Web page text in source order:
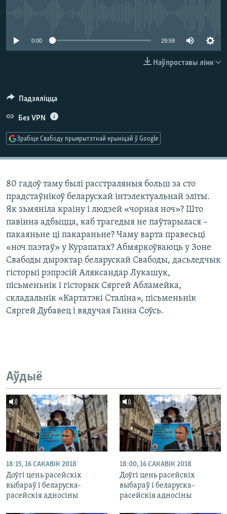
0:00 29:59
Наўпроставы лінк
Падзяліцца
Без VPN
Зрабіце Свабоду прыярытэтнай крыніцай ў Google
80 гадоў таму былі расстраляныя больш за сто
прадстаўнікоў беларускай інтэлектуальнай эліты.
Як зьмяніла краіну і людзей «чорная ноч»? Што
павінна адбыцца, каб трагедыя не паўтарылася –
пакаяньне ці пакараньне? Чаму варта правесьці
«ноч паэтаў» у Курапатах? Абмяркоўваюць у Зоне
Свабоды дырэктар беларускай Свабоды, дасьледчык
гісторыі рэпрэсій Аляксандар Лукашук,
пісьменьнік і гісторык Сяргей Абламейка,
складальнік «Картатэкі Сталіна», пісьменьнік
Сяргей Дубавец і вядучая Ганна Соўсь.
Аўдыё
18:15, 16 САКАВІК 2018
Доўгі цень расейскіх
выбараў і беларуска-
расейскія адносіны
18:00, 16 САКАВІК 2018
Доўгі цень расейскіх
выбараў і беларуска-
расейскія адносіны